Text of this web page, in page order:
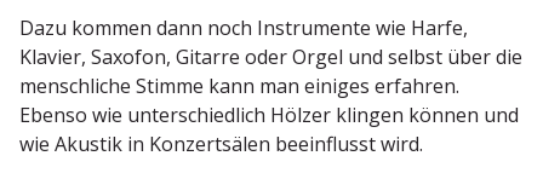
Dazu kommen dann noch Instru­mente wie Harfe,
Klavier, Saxofon, Gitarre oder Orgel und selbst über die
mensch­liche Stimme kann man einiges erfahren.
Ebenso wie unter­schiedlich Hölzer klingen können und
wie Akustik in Konzert­sälen beein­flusst wird.